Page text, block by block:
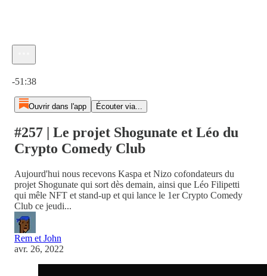
-51:38
Ouvrir dans l'app Écouter via...
#257 | Le projet Shogunate et Léo du
Crypto Comedy Club
Aujourd'hui nous recevons Kaspa et Nizo cofondateurs du
projet Shogunate qui sort dès demain, ainsi que Léo Filipetti
qui mêle NFT et stand-up et qui lance le 1er Crypto Comedy
Club ce jeudi...
Rem et John
avr. 26, 2022